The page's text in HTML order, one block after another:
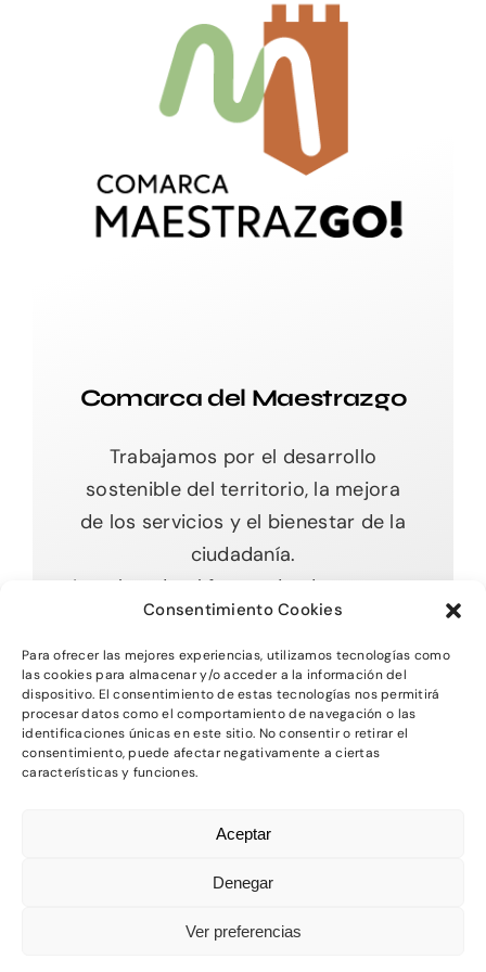
Consentimiento Cookies
Para ofrecer las mejores experiencias, utilizamos tecnologías como
las cookies para almacenar y/o acceder a la información del
dispositivo. El consentimiento de estas tecnologías nos permitirá
procesar datos como el comportamiento de navegación o las
identificaciones únicas en este sitio. No consentir o retirar el
consentimiento, puede afectar negativamente a ciertas
características y funciones.
Aceptar
Denegar
Ver preferencias
Comarca del Maestrazgo
Trabajamos por el desarrollo
sostenible del territorio, la mejora
de los servicios y el bienestar de la
ciudadanía.
Impulsando el futuro desde nuestras
raíces.
Toggle
Navigation
Inicio
Aviso Legal-Política de Privacidad